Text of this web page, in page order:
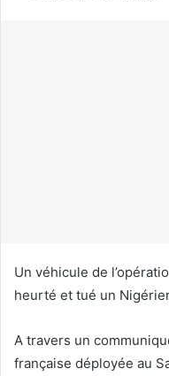
e
l
Un véhicule de
heurté et tué un
A travers un
française déployée au